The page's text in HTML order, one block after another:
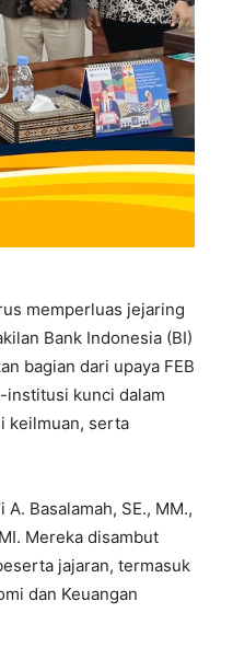
memperluas jejaring
Bank Indonesia (BI)
bagian dari upaya FEB
institusi kunci dalam
keilmuan, serta
Basalamah, SE., MM.,
Mereka disambut
jajaran, termasuk
dan Keuangan